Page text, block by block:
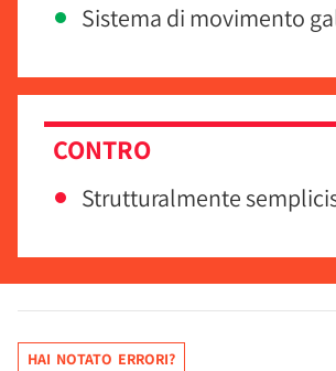
Sistema di movimento
CONTRO
Strutturalmente
HAI NOTATO ERRORI?